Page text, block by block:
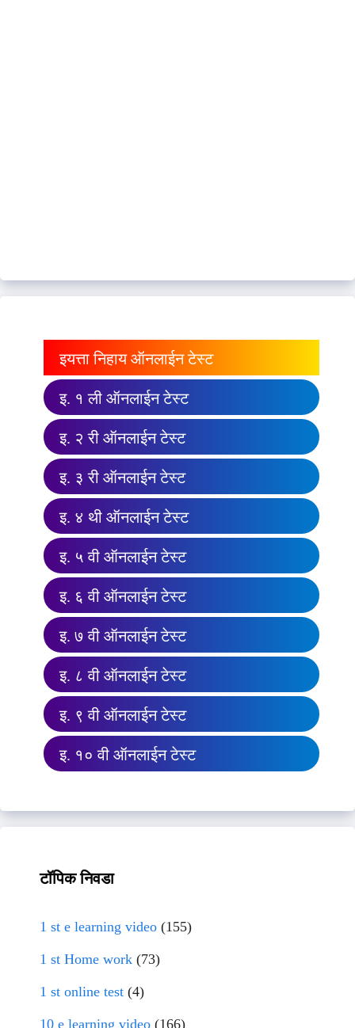
इयत्ता निहाय ऑनलाईन टेस्ट
इ. १ ली ऑनलाईन टेस्ट
इ. २ री ऑनलाईन टेस्ट
इ. ३ री ऑनलाईन टेस्ट
इ. ४ थी ऑनलाईन टेस्ट
इ. ५ वी ऑनलाईन टेस्ट
इ. ६ वी ऑनलाईन टेस्ट
इ. ७ वी ऑनलाईन टेस्ट
इ. ८ वी ऑनलाईन टेस्ट
इ. ९ वी ऑनलाईन टेस्ट
इ. १० वी ऑनलाईन टेस्ट
टॉपिक निवडा
1 st e learning video (155)
1 st Home work (73)
1 st online test (4)
10 e learning video (166)